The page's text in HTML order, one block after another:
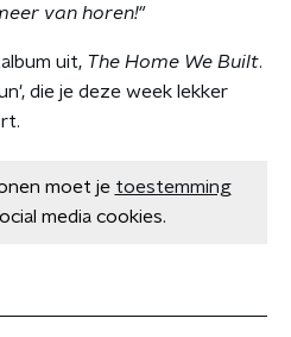
van horen!"
uit, The Home We Built.
die je deze week lekker
moet je toestemming
media cookies.